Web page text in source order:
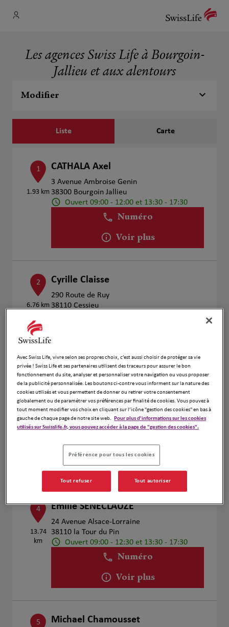
Les agences Swiss Life à Bourgoin-
Jallieu et aux alentours
Modifier
Liste Carte
1
1.93 km
CATHALA Axel
3 Avenue Ambroise Genin
38300 Bourgoin Jallieu
Ouvert 09:00 - 12:00 et 13:30 - 17:30
Numéro
Voir plus
2
6.76 km
Cyrille Claisse
290 Route de Ruy
38110 Cessieu
3
7.33 km
Mickael NOEL
165 impasse de la Boulatière
38300 Serezin de la Tour
Ouvert 09:00 - 12:00 et 13:00 - 18:00
Numéro
Voir plus
4
13.74
km
Emilie SENECLAUZE
24 Avenue Alsace-Lorraine
38110 la Tour du Pin
Ouvert 09:00 - 12:30 et 13:30 - 17:30
Numéro
Voir plus
5 Michael Chamousset
Avec Swiss Life, vivre selon ses propres choix, c’est aussi choisir de protéger sa vie
privée ! Swiss Life et ses partenaires utilisent des traceurs pour assurer le bon
fonctionnement du site, analyser et personnaliser votre navigation ou vous proposer
de la publicité personnalisée. Les boutons ci-contre vous informent sur la nature des
cookies utilisés et vous permettent de donner ou retirer votre consentement
globalement ou de paramétrer vos préférences par finalité de cookies. Vous pouvez à
tout moment modifier vos choix en cliquant sur l’icône "gestion des cookies" en bas à
gauche de chaque page de notre site web.
Pour plus d'informations sur les cookies
utilisés sur Swisslife.fr, vous pouvez accéder à la page de "gestion des cookies".
Préférence pour tous les cookies
Tout refuser Tout autoriser